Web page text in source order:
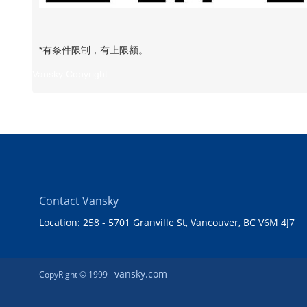
*有条件限制，有上限额。
Contact Vansky
Location: 258 - 5701 Granville St, Vancouver, BC V6M 4J7
CopyRight © 1999 -vansky.com